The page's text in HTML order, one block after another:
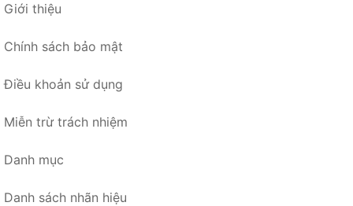
Giới thiệu
Chính sách bảo mật
Điều khoản sử dụng
Miễn trừ trách nhiệm
Danh mục
Danh sách nhãn hiệu